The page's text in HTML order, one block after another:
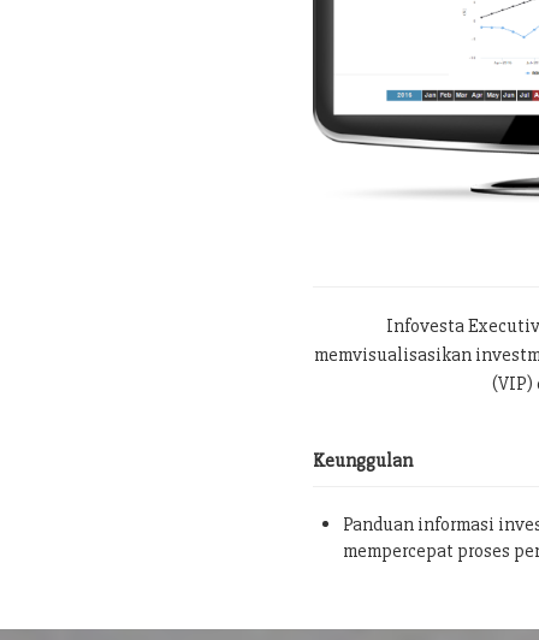
Infovesta
memvisualisasikan
(VIP)
Keunggulan
Panduan informasi
mempercepat proses